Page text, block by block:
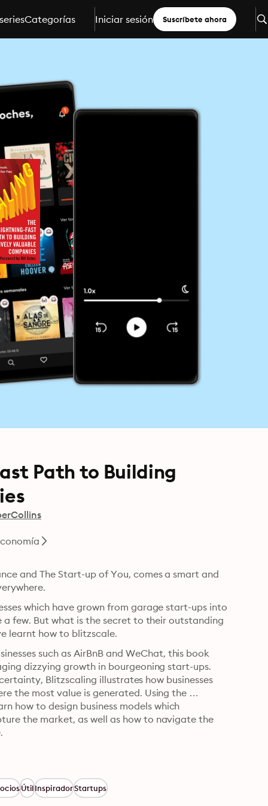
Categorías Iniciar sesión Suscríbete ahora
Path to Building
and The Start-up of You, comes a smart and
which have grown from garage start-ups into
few. But what is the secret to their outstanding
learnt how to blitzscale.
such as AirBnB and WeChat, this book
dizzying growth in bourgeoning start-ups.
Blitzscaling illustrates how businesses
the most value is generated. Using the
how to design business models which
the market, as well as how to navigate the
ÚtilInspiradorStartups